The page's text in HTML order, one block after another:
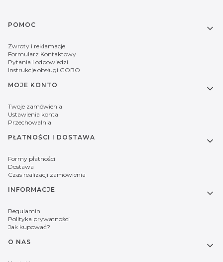
Linki w stopce
POMOC
Zwroty i reklamacje
Formularz Kontaktowy
Pytania i odpowiedzi
Instrukcje obsługi GOBO
MOJE KONTO
Twoje zamówienia
Ustawienia konta
Przechowalnia
PŁATNOŚCI I DOSTAWA
Formy płatności
Dostawa
Czas realizacji zamówienia
INFORMACJE
Regulamin
Polityka prywatności
Jak kupować?
O NAS